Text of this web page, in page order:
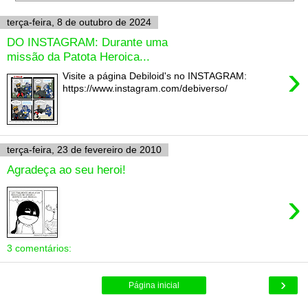
terça-feira, 8 de outubro de 2024
DO INSTAGRAM: Durante uma
missão da Patota Heroica...
›
Visite a página Debiloid's no INSTAGRAM:
https://www.instagram.com/debiverso/
terça-feira, 23 de fevereiro de 2010
Agradeça ao seu heroi!
›
3 comentários:
›
Página inicial